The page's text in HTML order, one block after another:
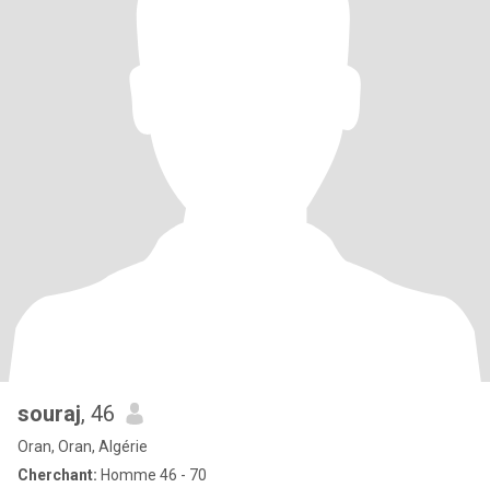
souraj, 46
Oran, Oran, Algérie
Cherchant: Homme 46 - 70